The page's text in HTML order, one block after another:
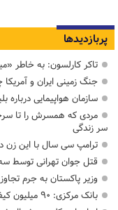
پربازدیدها
تاکر کارلسون: به خاطر
جنگ زمینی ایران و
سازمان هواپیمایی درباره بلیت ۲۱ میلیونی تهران - اصفهان
مردی که همسرش را تا
سر زندگی
ترامپ سی سال با این
قتل جوان تهرانی توسط
وزیر پاکستان به جرم
بانک مرکزی: ۹۰ میلیون کیف پول برای ایرانی ها ساخته شد